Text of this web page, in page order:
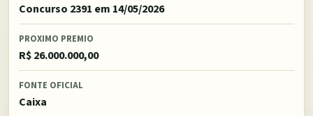
Concurso 2391 em 14/05/2026
PROXIMO PREMIO
R$ 26.000.000,00
FONTE OFICIAL
Caixa